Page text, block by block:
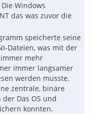
Windows
das was zuvor die
speicherte seine
Dateien, was mit der
mehr
immer langsamer
werden musste.
zentrale, binäre
Das OS und
konnten.